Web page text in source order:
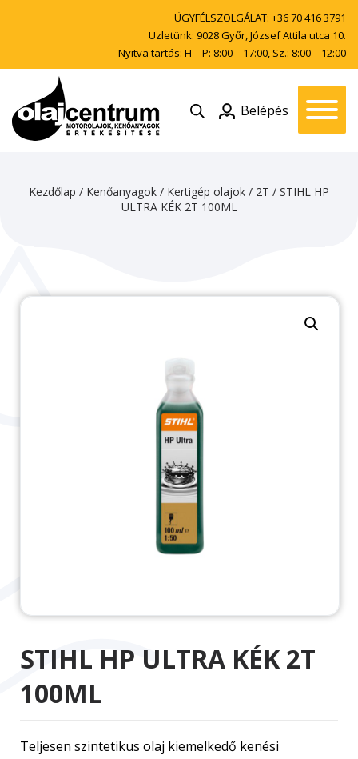
ÜGYFÉLSZOLGÁLAT: +36 70 416 3791
Üzletünk: 9028 Győr, József Attila utca 10.
Nyitva tartás: H – P: 8:00 – 17:00, Sz.: 8:00 – 12:00
Belépés
Kezdőlap / Kenőanyagok / Kertigép olajok / 2T / STIHL HP
ULTRA KÉK 2T 100ML
STIHL HP ULTRA KÉK 2T
100ML
Teljesen szintetikus olaj kiemelkedő kenési